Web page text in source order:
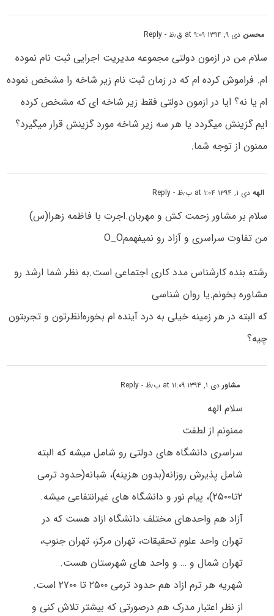
محسن دی ۹, ۱۳۹۴ at ۹:۰۹ ق٫ظ - Reply
سلام من در ازمون دولتی مجموعه مدیریت اجرایی ثبت نام نموده
ام. فراموش کرده ام که در زمان ثبت نام زیر شاخه را مشخص نموده
ام یا نه؟ ایا در ازمون دولتی فقط زیر شاخه ای که مشخص کرده
ایم گزینش میگردد یا هر سه زیر شاخه مورد گزینش قرار میگیرد؟
ممنون از توجه شما.
الههدی ۱, ۱۳۹۴ at ۱:۰۴ ب٫ظ - Reply
سلام بر مشاور زحمت کش و مهربان.اجرت با فاظمه زهرا(س)
من تفاوت سراسری و آزاد رو نمیفهممO_O
رشته بنده کارشناس مدد کاری اجتماعی است.به نظر شما ارشد رو
مشاوره بخونم.یا روان شناسی
که البته در هر زمینه خیلی به درد آینده ام بخوره!نظرتون و تجربتون
چیه؟
مشاوردی ۱, ۱۳۹۴ at ۱۱:۰۹ ب٫ظ - Reply
سلام الهه
ممنونم از لطفت
سراسری دانشگاه های دولتی رو شامل میشه که البته
شامل پذیرش روزانه(بدون هزینه)، شبانه(حدود ترمی
۲تا۲۵۰۰)، پیام نور و دانشگاه های غیرانتفاعی میشه.
آزاد هم واحدهای مختلف دانشگاه ازاد هست که در
تهران واحد علوم تحقیقات، تهران مرکز، تهران جنوب،
تهران شمال و … و واحد های شهرستان هست.
شهریه هر ترم ازاد هم حدود ترمی ۲۵۰۰ تا ۲۷۰۰ است.
از نظر اعتبار مدرک هم درصورتی که بیشتر تلاش کنی و